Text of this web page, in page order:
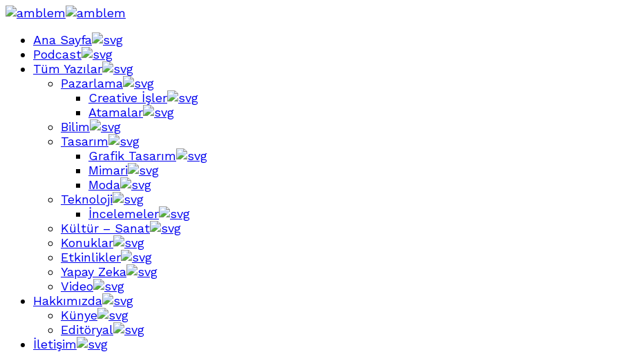
Ana Sayfa
Podcast
Tüm Yazılar
Pazarlama
Creative İşler
Atamalar
Bilim
Tasarım
Grafik Tasarım
Mimari
Moda
Teknoloji
İncelemeler
Kültür – Sanat
Konuklar
Etkinlikler
Yapay Zeka
Video
Hakkımızda
Künye
Editöryal
İletişim